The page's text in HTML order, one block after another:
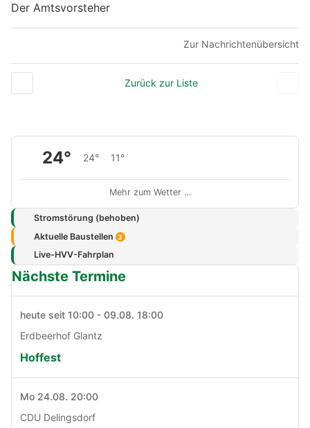
Der Amtsvorsteher
Zur Nachrichtenübersicht
Zurück zur Liste
24° 24° 11°
Mehr zum Wetter …
Stromstörung (behoben)
Aktuelle Baustellen 3
Live-HVV-Fahrplan
Nächste Termine
heute seit 10:00 - 09.08. 18:00
Erdbeerhof Glantz
Hoffest
Mo 24.08. 20:00
CDU Delingsdorf